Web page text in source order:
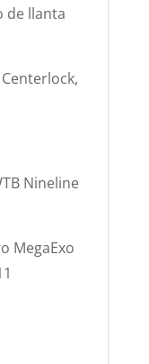
de llanta
Nineline
MegaExo